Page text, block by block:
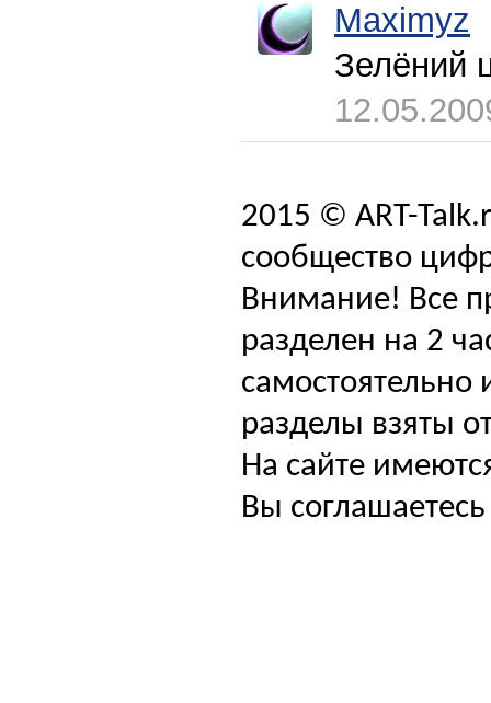
Maximyz
Зелёний
2015 © ART-
сообщество
Внимание! Все
разделен на 2
самостоятельно
разделы взяты
На сайте
Вы